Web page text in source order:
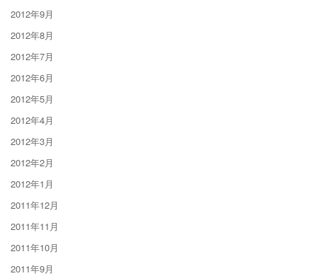
2012年9月
2012年8月
2012年7月
2012年6月
2012年5月
2012年4月
2012年3月
2012年2月
2012年1月
2011年12月
2011年11月
2011年10月
2011年9月